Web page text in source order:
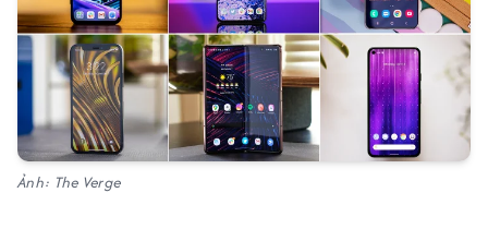
Ảnh: The Verge